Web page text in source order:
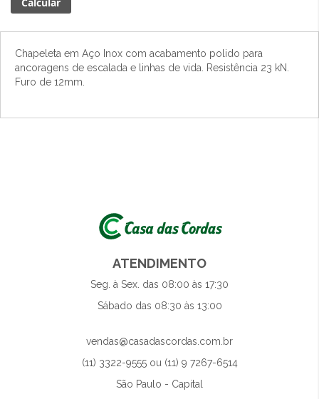
Chapeleta em Aço Inox com acabamento polido para
ancoragens de escalada e linhas de vida. Resistência 23 kN.
Furo de 12mm.
ATENDIMENTO
Seg. à Sex. das 08:00 às 17:30
Sábado das 08:30 às 13:00
vendas@casadascordas.com.br
(11) 3322-9555 ou (11) 9 7267-6514
São Paulo - Capital